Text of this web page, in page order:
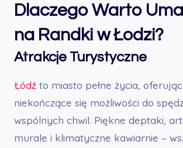
Dlaczego Warto
na Randki w Łodzi?
Atrakcje Turystyczne
Łódź to miasto pełne życia,
niekończące się możliwości do
wspólnych chwil. Piękne deptaki,
murale i klimatyczne kawiarnie –